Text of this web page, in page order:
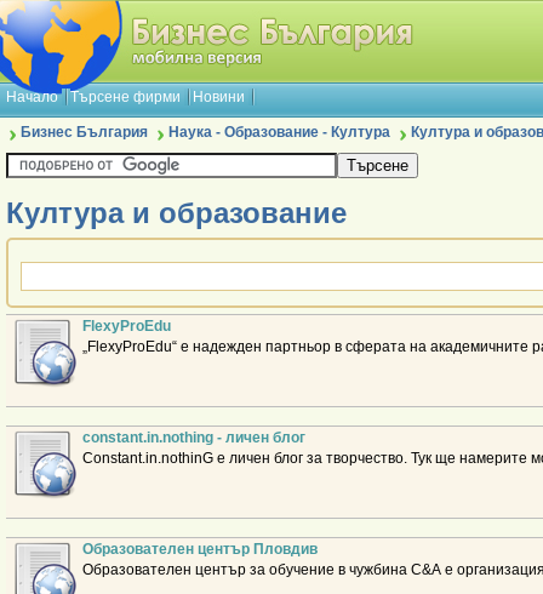
Начало Търсене фирми Новини
Бизнес България Наука - Образование - Култура Култура и
Култура и образование
FlexyProEdu
„FlexyProEdu“ е надежден партньор в сферата на академичните
constant.in.nothing - личен блог
Constant.in.nothinG е личен блог за творчество. Тук ще намерите
Образователен център Пловдив
Образователен център за обучение в чужбина С&А е